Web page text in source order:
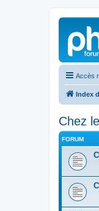
Accès
Index
Chez
FORUM